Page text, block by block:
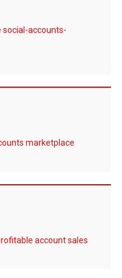
social-accounts-
marketplace
account sales